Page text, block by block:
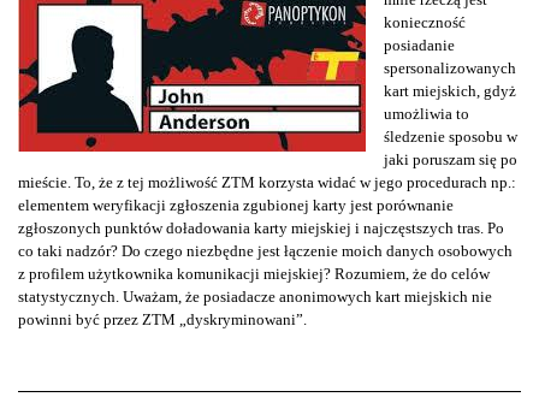
konieczność
posiadanie
spersonalizowanych
kart miejskich, gdyż
umożliwia to
śledzenie sposobu w
jaki poruszam się po
mieście. To, że z tej możliwość ZTM korzysta widać w jego procedurach np.:
elementem weryfikacji zgłoszenia zgubionej karty jest porównanie
zgłoszonych punktów doładowania karty miejskiej i najczęstszych tras. Po
co taki nadzór? Do czego niezbędne jest łączenie moich danych osobowych
z profilem użytkownika komunikacji miejskiej? Rozumiem, że do celów
statystycznych. Uważam, że posiadacze anonimowych kart miejskich nie
powinni być przez ZTM „dyskryminowani”.